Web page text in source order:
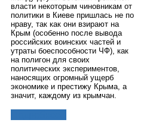
власти некоторым чиновникам от
политики в Киеве пришлась не по
нраву, так как они взирают на
Крым (особенно после вывода
российских воинских частей и
утраты боеспособности ЧФ), как
на полигон для своих
политических экспериментов,
наносящих огромный ущерб
экономике и престижу Крыма, а
значит, каждому из крымчан.